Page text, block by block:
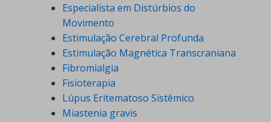
Especialista em Distúrbios do
Movimento
Estimulação Cerebral Profunda
Estimulação Magnética Transcraniana
Fibromialgia
Fisioterapia
Lúpus Eritematoso Sistêmico
Miastenia gravis